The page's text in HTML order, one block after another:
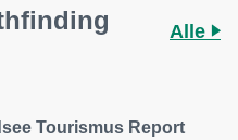
Alle
Tourismus Report